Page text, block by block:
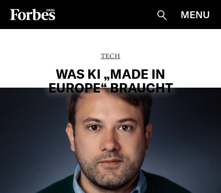
Suche
MENU
TECH
WAS KI „MADE IN
EUROPE“ BRAUCHT